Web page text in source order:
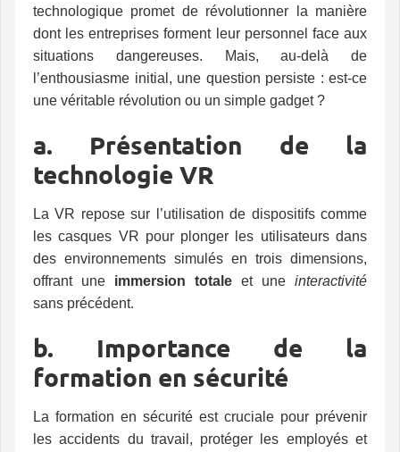
technologique promet de révolutionner la manière
dont les entreprises forment leur personnel face aux
situations dangereuses. Mais, au-delà de
l’enthousiasme initial, une question persiste : est-ce
une véritable révolution ou un simple gadget ?
a. Présentation de la
technologie VR
La VR repose sur l’utilisation de dispositifs comme
les casques VR pour plonger les utilisateurs dans
des environnements simulés en trois dimensions,
offrant une immersion totale et une interactivité
sans précédent.
b. Importance de la
formation en sécurité
La formation en sécurité est cruciale pour prévenir
les accidents du travail, protéger les employés et